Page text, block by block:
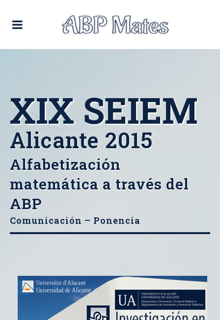
XIX SEIEM
Alicante 2015
Alfabetización
matemática a través del
ABP
Comunicación – Ponencia